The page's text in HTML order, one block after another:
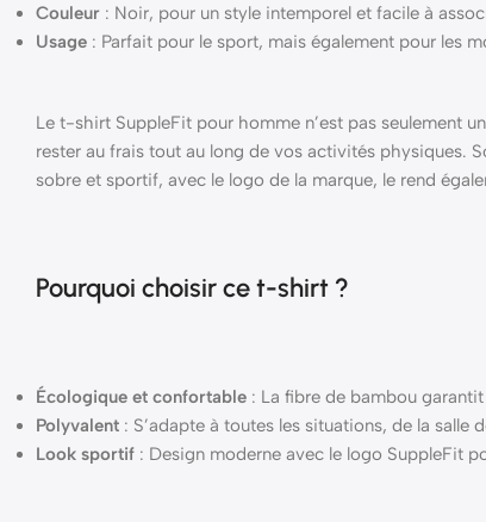
Couleur : Noir, pour un style intemporel et facile à
Usage : Parfait pour le sport, mais également pour les
Le t-shirt SuppleFit pour homme n’est pas seulement
rester au frais tout au long de vos activités physiques.
sobre et sportif, avec le logo de la marque, le rend
Pourquoi choisir ce t-shirt ?
Écologique et confortable : La fibre de bambou
Polyvalent : S’adapte à toutes les situations, de la
Look sportif : Design moderne avec le logo SuppleFit